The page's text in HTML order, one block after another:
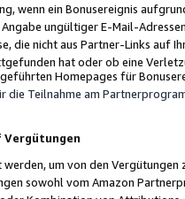
wenn ein Bonusereignis
ungültiger E-Mail-
die nicht aus Partner-Links auf
hat oder ob eine
Homepages für
die Teilnahme am
Vergütungen
um von den
sowohl vom Amazon